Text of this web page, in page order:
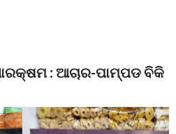
: ଆଚାର-ପାମ୍ପଡ ବିକି